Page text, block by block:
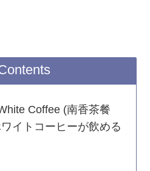
Coffee (南香茶餐
イトコーヒーが飲める